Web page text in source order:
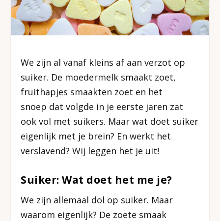
We zijn al vanaf kleins af aan verzot op
suiker. De moedermelk smaakt zoet,
fruithapjes smaakten zoet en het
snoep dat volgde in je eerste jaren zat
ook vol met suikers. Maar wat doet suiker
eigenlijk met je brein? En werkt het
verslavend? Wij leggen het je uit!
Suiker: Wat doet het me je?
We zijn allemaal dol op suiker. Maar
waarom eigenlijk? De zoete smaak